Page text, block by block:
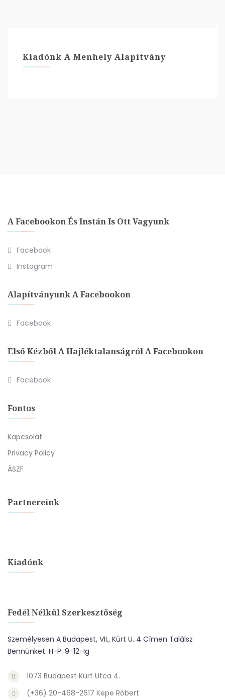
Kiadónk A Menhely Alapítvány
A Facebookon És Instán Is Ott Vagyunk
Facebook
Instagram
Alapítványunk A Facebookon
Facebook
Első Kézből A Hajléktalanságról A Facebookon
Facebook
Fontos
Kapcsolat
Privacy Policy
ÁSZF
Partnereink
Kiadónk
Fedél Nélkül Szerkesztőség
Személyesen A Budapest, VII., Kürt U. 4 Címen Találsz
Bennünket. H-P: 9-12-Ig
1073 Budapest Kürt Utca 4.
(+36) 20-468-2617 Kepe Róbert